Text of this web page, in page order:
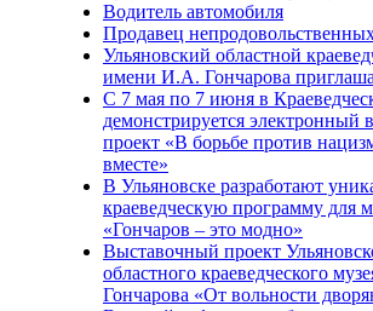
Водитель автомобиля
Продавец
Ульяновский областной
имени И.А. Гончарова
С 7 мая по 7 июня в
демонстрируется электронный
проект «В борьбе против
вместе»
В Ульяновске разработают
краеведческую программу для
«Гончаров – это модно»
Выставочный проект
областного краеведческого
Гончарова «От вольности